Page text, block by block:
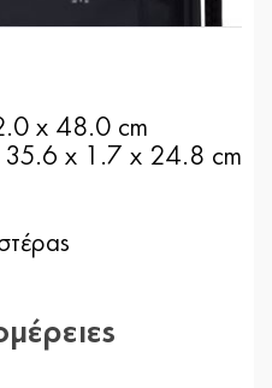
x 48.0 cm
35.6 x 1.7 x 24.8 cm